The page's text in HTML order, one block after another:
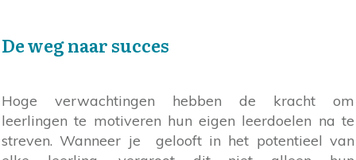
De weg naar succes
Hoge verwachtingen hebben de kracht om
leerlingen te motiveren hun eigen leerdoelen na te
streven. Wanneer je gelooft in het potentieel van